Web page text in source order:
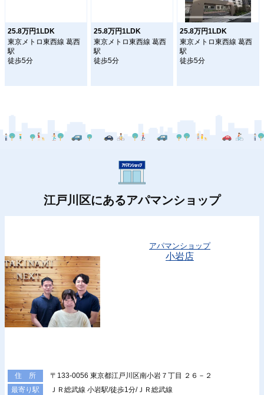
25.8万円1LDK
東京メトロ東西線 葛西
駅
徒歩5分
25.8万円1LDK
東京メトロ東西線 葛西
駅
徒歩5分
25.8万円1LDK
東京メトロ東西線 葛西
駅
徒歩5分
江戸川区にあるアパマンショップ
アパマンショップ
小岩店
住 所
〒133-0056 東京都江戸川区南小岩７丁目 ２６－２
最寄り駅
ＪＲ総武線 小岩駅/徒歩1分/ＪＲ総武線